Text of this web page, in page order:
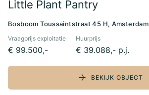
Little Plant Pantry
Bosboom Toussaintstraat 45 H, Amsterdam
Vraagprijs exploitatie
€ 99.500,-
Huurprijs
€ 39.088,- p.j.
BEKIJK OBJECT